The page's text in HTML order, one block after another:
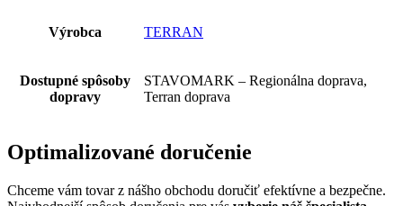
Výrobca TERRAN
Dostupné spôsoby
dopravy
STAVOMARK – Regionálna doprava,
Terran doprava
Optimalizované doručenie
Chceme vám tovar z nášho obchodu doručiť efektívne a bezpečne.